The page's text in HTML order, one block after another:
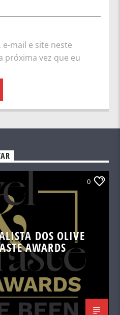
e-mail e site neste
próxima vez que eu
0
DOS OLIVE
AWARDS